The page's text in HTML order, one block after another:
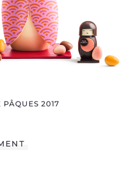
PÂQUES 2017